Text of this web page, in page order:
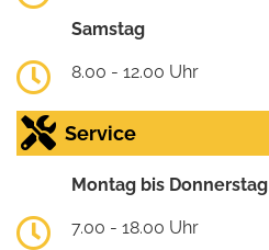
Samstag
8.00 - 12.00 Uhr
Service
Montag bis Donnerstag
7.00 - 18.00 Uhr